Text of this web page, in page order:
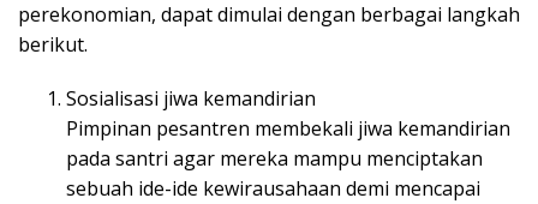
perekonomian, dapat dimulai dengan berbagai langkah
berikut.
Sosialisasi jiwa kemandirian
Pimpinan pesantren membekali jiwa kemandirian
pada santri agar mereka mampu menciptakan
sebuah ide-ide kewirausahaan demi mencapai